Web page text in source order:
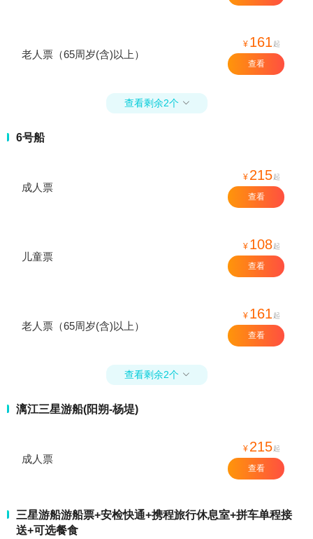
老人票（65周岁(含)以上）
¥ 161 起
查看
查看剩余2个 
6号船
成人票
¥ 215起
查看
儿童票
¥ 108起
查看
老人票（65周岁(含)以上）
¥ 161 起
查看
查看剩余2个 
漓江三星游船(阳朔-杨堤)
成人票
¥ 215起
查看
三星游船游船票+安检快通+携程旅行休息室+拼车单程接
送+可选餐食